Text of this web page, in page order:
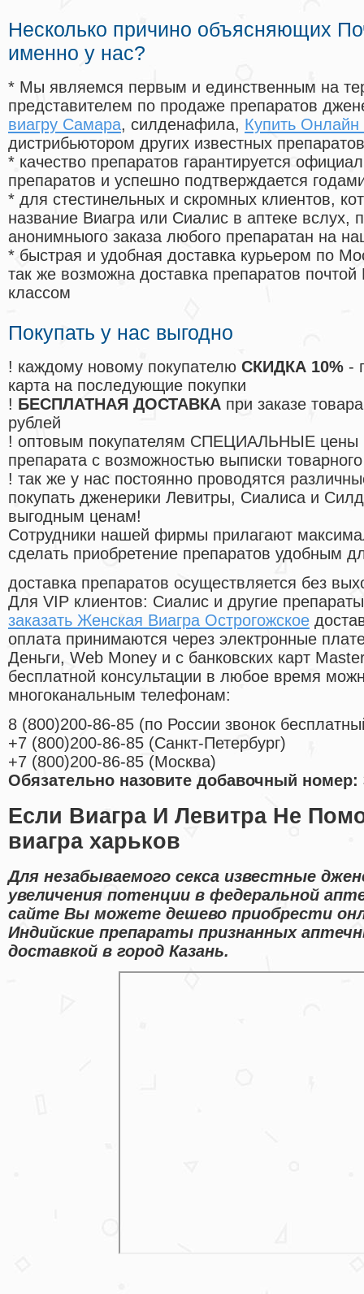
Несколько причино объясняющих
именно у нас?
* Мы являемся первым и единственным на
представителем по продаже препаратов
виагру Самара, силденафила, Купить
дистрибьютором других известных препаратов
* качество препаратов гарантируется
препаратов и успешно подтверждается
* для стестинельных и скромных клиентов,
название Виагра или Сиалис в аптеке вслух,
анонимныого заказа любого препаратан на
* быстрая и удобная доставка курьером по
так же возможна доставка препаратов
классом
Покупать у нас выгодно
! каждому новому покупателю СКИДКА 10% -
карта на последующие покупки
! БЕСПЛАТНАЯ ДОСТАВКА при заказе
рублей
! оптовым покупателям СПЕЦИАЛЬНЫЕ цены
препарата с возможностью выписки
! так же у нас постоянно проводятся
покупать дженерики Левитры, Сиалиса и
выгодным ценам!
Cотрудники нашей фирмы прилагают
сделать приобретение препаратов удобным
доставка препаратов осуществляется без
Для VIP клиентов: Сиалис и другие
заказать Женская Виагра Острогожское
оплата принимаются через электронные
Деньги, Web Money и с банковских карт
бесплатной консультации в любое время
многоканальным телефонам:
8 (800)200-86-85 (по России звонок
+7 (800)200-86-85 (Санкт-Петербург)
+7 (800)200-86-85 (Москва)
Обязательно назовите добавочный номер:
Если Виагра И Левитра Не
виагра харьков
Для незабываемого секса известные
увеличения потенции в федеральной
сайте Вы можете дешево приобрести
Индийские препараты признанных
доставкой в город Казань.